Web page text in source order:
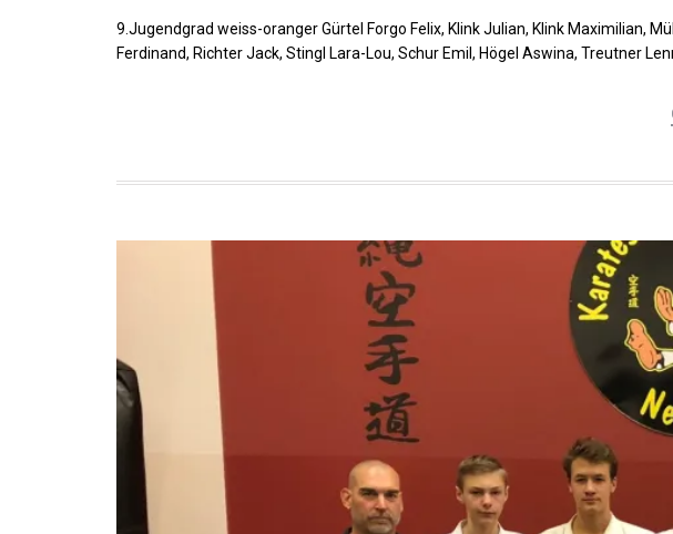
9.Jugendgrad weiss-oranger Gürtel Forgo Felix, Klink Julian, Klink Maximilian,
Ferdinand, Richter Jack, Stingl Lara-Lou, Schur Emil, Högel Aswina, Treutner